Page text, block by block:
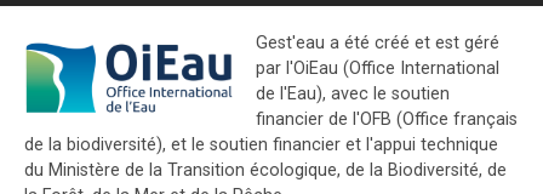
Gest'eau a été créé et est géré
par l'OiEau (Office International
de l'Eau), avec le soutien
financier de l'OFB (Office français
de la biodiversité), et le soutien financier et l'appui technique
du Ministère de la Transition écologique, de la Biodiversité, de